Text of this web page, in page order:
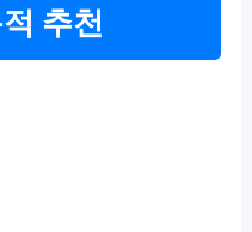
추천